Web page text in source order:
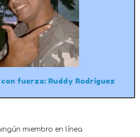
fuerza: Ruddy Rodríguez
miembro en línea